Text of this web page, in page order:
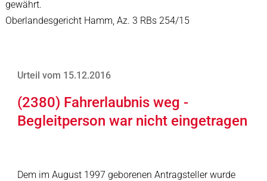
gewährt.
Oberlandesgericht Hamm, Az. 3 RBs 254/15
Urteil vom 15.12.2016
(2380) Fahrerlaubnis weg -
Begleitperson war nicht eingetragen
Dem im August 1997 geborenen Antragsteller wurde